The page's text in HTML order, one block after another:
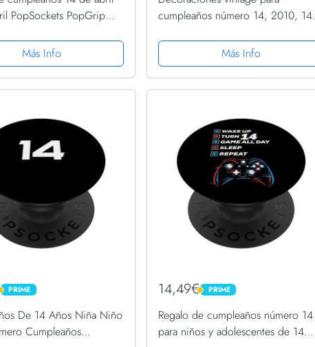
PopSockets PopGrip
Más Info
cumpleaños número 14, 2010, 14
IntercambiableMás Info
PRIME
PRIME
De 14 Años Niña Niño
Cumpleaños
14,49€ PRIME
PRIME
Regalo de cumpleaños número 14
para niños y adolescentes de 14